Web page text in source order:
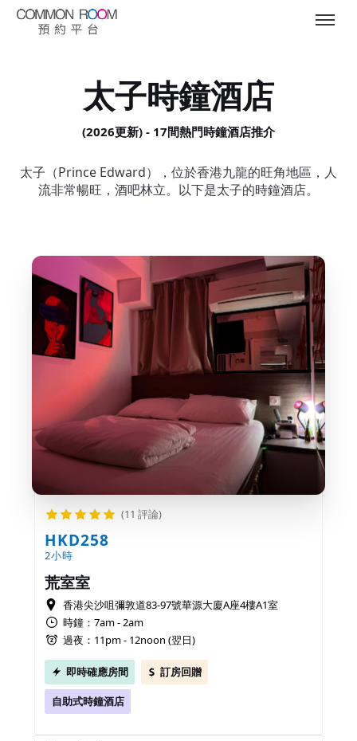
太子時鐘酒店
(2026更新) - 17間熱門時鐘酒店推介
太子（Prince Edward），位於香港九龍的旺角地區，人
流非常暢旺，酒吧林立。以下是太子的時鐘酒店。
(11 評論)
HKD258
2小時
荒室室
香港尖沙咀彌敦道83-97號華源大廈A座4樓A1室
時鐘：7am - 2am
過夜：11pm - 12noon (翌日)
即時確應房間 訂房回贈
自助式時鐘酒店